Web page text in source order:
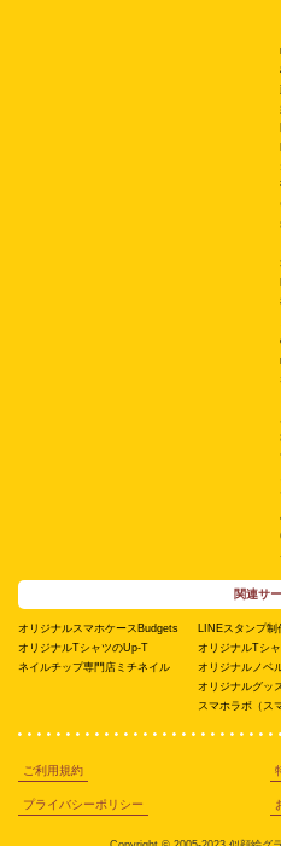
関連サ
オリジナルスマホケースBudgets
オリジナルTシャツのUp-T
ネイルチップ専門店ミチネイル
LINEスタンプ
オリジナルTシ
オリジナルノベ
オリジナルグッ
スマホラボ（ス
ご利用規約
プライバシーポリシー